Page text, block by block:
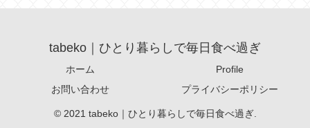
tabeko｜ひとり暮らしで毎日食べ過ぎ
ホーム
Profile
お問い合わせ
プライバシーポリシー
© 2021 tabeko｜ひとり暮らしで毎日食べ過ぎ.